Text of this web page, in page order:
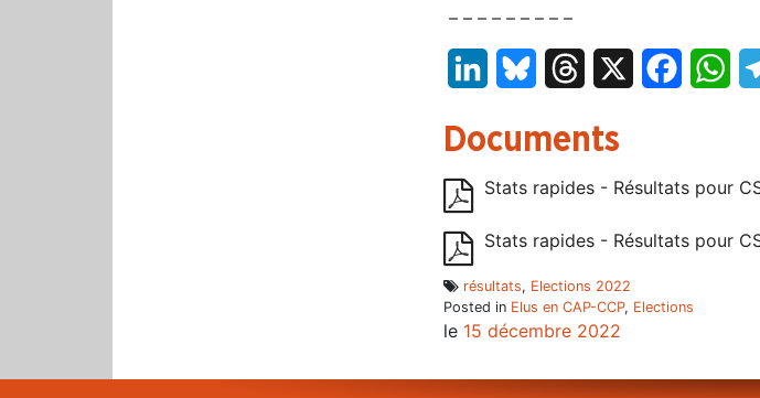
– – – – – – – – –
LinkedInBluesky Threads
Documents
Stats rapides - Résultats pour
Stats rapides - Résultats pour
résultats, Elections 2022
Posted in Elus en CAP-CCP, Elections
le 15 décembre 2022